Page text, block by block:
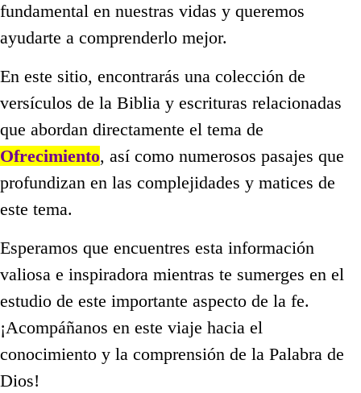
fundamental en nuestras vidas y queremos
ayudarte a comprenderlo mejor.
En este sitio, encontrarás una colección de
versículos de la Biblia y escrituras relacionadas
que abordan directamente el tema de
Ofrecimiento, así como numerosos pasajes que
profundizan en las complejidades y matices de
este tema.
Esperamos que encuentres esta información
valiosa e inspiradora mientras te sumerges en el
estudio de este importante aspecto de la fe.
¡Acompáñanos en este viaje hacia el
conocimiento y la comprensión de la Palabra de
Dios!